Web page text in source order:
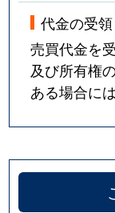
代金の受
売買代金を
及び所有権
ある場合に